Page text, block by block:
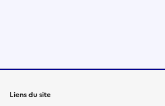
Liens du site